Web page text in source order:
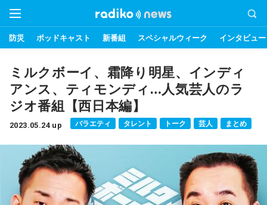
防災 ポッドキャスト 新番組 スペシャルウィーク インタビュー
ミルクボーイ、霜降り明星、インディ
アンス、ティモンディ…人気芸人のラ
ジオ番組【西日本編】
2023.05.24 up バラエティ タレント トーク 芸人 まとめ